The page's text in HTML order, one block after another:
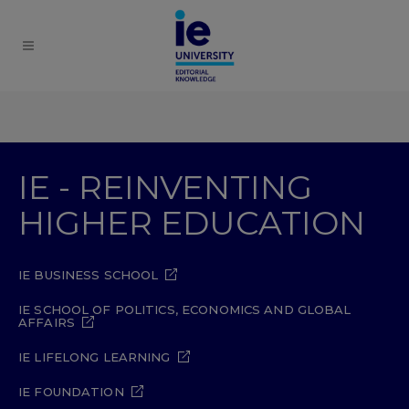
IE - REINVENTING
HIGHER EDUCATION
IE BUSINESS SCHOOL
IE SCHOOL OF POLITICS, ECONOMICS AND GLOBAL
AFFAIRS
IE LIFELONG LEARNING
IE FOUNDATION